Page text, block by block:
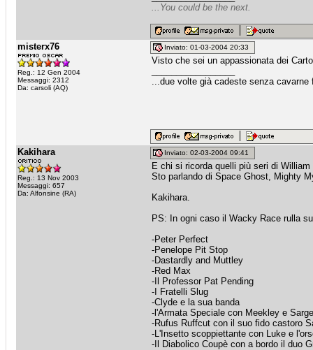
...You could be the next.
misterx76
Reg.: 12 Gen 2004
Messaggi: 2312
Da: carsoli (AQ)
Inviato: 01-03-2004 20:33
Visto che sei un appassionata dei
...due volte già cadeste senza
Kakihara
Reg.: 13 Nov 2003
Messaggi: 657
Da: Alfonsine (RA)
Inviato: 02-03-2004 09:41
E chi si ricorda quelli più seri di William
Sto parlando di Space Ghost, Mighty
Kakihara.
PS: In ogni caso il Wacky Race rulla
-Peter Perfect
-Penelope Pit Stop
-Dastardly and Muttley
-Red Max
-Il Professor Pat Pending
-I Fratelli Slug
-Clyde e la sua banda
-l'Armata Speciale con Meekley e Sarge
-Rufus Ruffcut con il suo fido castoro
-L'Insetto scoppiettante con Luke e
-Il Diabolico Coupè con a bordo il duo